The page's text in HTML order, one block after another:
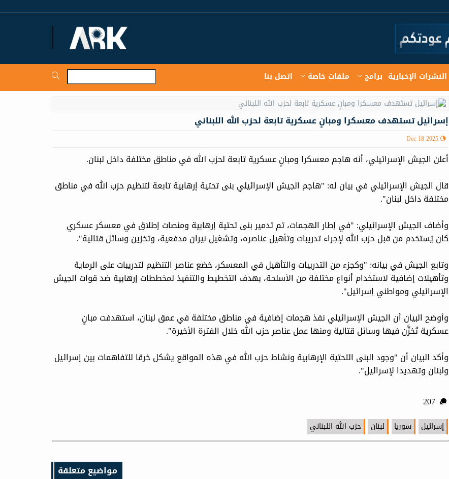
النشرات الإخبارية برامج ملفات خاصة اتصل بنا
إسرائيل تستهدف معسكرا ومبانٍ عسكرية تابعة لحزب الله اللبناني
Dec 18 2025
أعلن الجيش الإسرائيلي، أنه هاجم معسكرا ومبانٍ عسكرية تابعة لحزب الله في مناطق مختلفة داخل لبنان.
قال الجيش الإسرائيلي في بيان له: "هاجم الجيش الإسرائيلي بنى تحتية إرهابية تابعة لتنظيم حزب الله في مناطق
مختلفة داخل لبنان".
وأضاف الجيش الإسرائيلي: "في إطار الهجمات، تم تدمير بنى تحتية إرهابية ومنصات إطلاق في معسكر عسكري
كان يُستخدم من قبل حزب الله لإجراء تدريبات وتأهيل عناصره، وتشغيل نيران مدفعية، وتخزين وسائل قتالية".
وتابع الجيش في بيانه: "وكجزء من التدريبات والتأهيل في المعسكر، خضع عناصر التنظيم لتدريبات على الرماية
وتأهيلات إضافية لاستخدام أنواع مختلفة من الأسلحة، بهدف التخطيط والتنفيذ لمخططات إرهابية ضد قوات الجيش
الإسرائيلي ومواطني إسرائيل".
وأوضح البيان أن الجيش الإسرائيلي نفذ هجمات إضافية في مناطق مختلفة في عمق لبنان، استهدفت مبانٍ
عسكرية تُخزَّن فيها وسائل قتالية ومنها عمل عناصر حزب الله خلال الفترة الأخيرة".
وأكد البيان أن "وجود البنى التحتية الإرهابية ونشاط حزب الله في هذه المواقع يشكل خرقا للتفاهمات بين إسرائيل
ولبنان وتهديدا لإسرائيل".
207
إسرائيل سوريا لبنان حزب الله اللبناني
مواضيع متعلقة